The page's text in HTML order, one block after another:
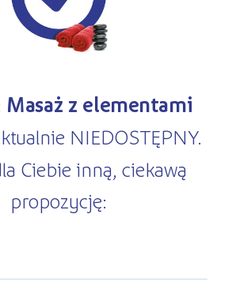
s STREFA SŁUCHACZA
Masaż z elementami
NIEDOSTĘPNY.
Ciebie inną, ciekawą
propozycję: